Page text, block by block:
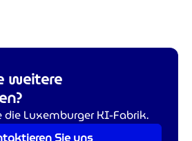
weitere
Luxemburger KI-Fabrik.